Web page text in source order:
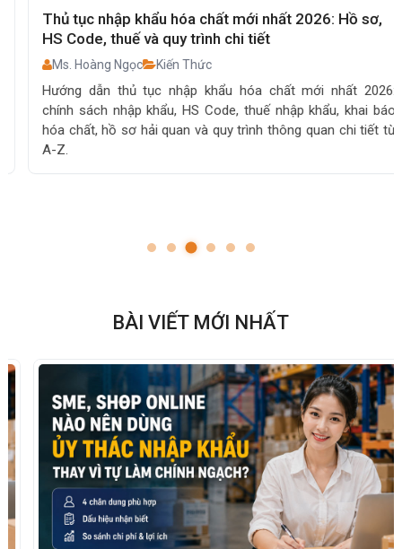
Thủ tục nhập khẩu hóa chất mới nhất 2026: Hồ sơ,
HS Code, thuế và quy trình chi tiết
Ms. Hoàng Ngọc Kiến Thức
Hướng dẫn thủ tục nhập khẩu hóa chất mới nhất 2026:
chính sách nhập khẩu, HS Code, thuế nhập khẩu, khai báo
hóa chất, hồ sơ hải quan và quy trình thông quan chi tiết từ
A-Z.
BÀI VIẾT MỚI NHẤT